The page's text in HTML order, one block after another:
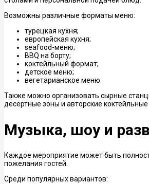
Возможны различные форматы меню:
турецкая кухня;
европейская кухня;
seafood-меню;
BBQ на борту;
коктейльный формат;
детское меню;
вегетарианское меню.
Также можно организовать сырные
десертные зоны и авторские коктейльные
Музыка, шоу и
Каждое мероприятие может быть
пожелания гостей.
Среди популярных вариантов: